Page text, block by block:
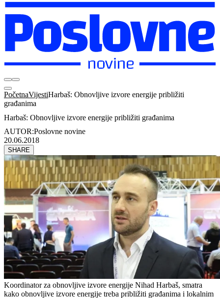
PočetnaVijestiHarbaš: Obnovljive izvore energije približiti
građanima
Harbaš: Obnovljive izvore energije približiti građanima
AUTOR:Poslovne novine
20.06.2018
SHARE
Koordinator za obnovljive izvore energije Nihad Harbaš, smatra
kako obnovljive izvore energije treba približiti građanima i lokalnim